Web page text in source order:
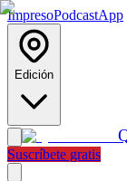
ImpresoPodcastApp
Edición
Suscríbete gratis